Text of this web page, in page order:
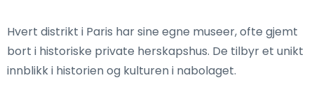
Hvert distrikt i Paris har sine egne museer, ofte gjemt
bort i historiske private herskapshus. De tilbyr et unikt
innblikk i historien og kulturen i nabolaget.